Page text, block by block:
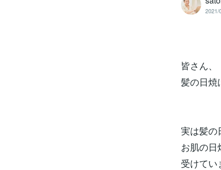
2021/
皆さん、
髪の日焼
実は髪の
お肌の日
受けてい